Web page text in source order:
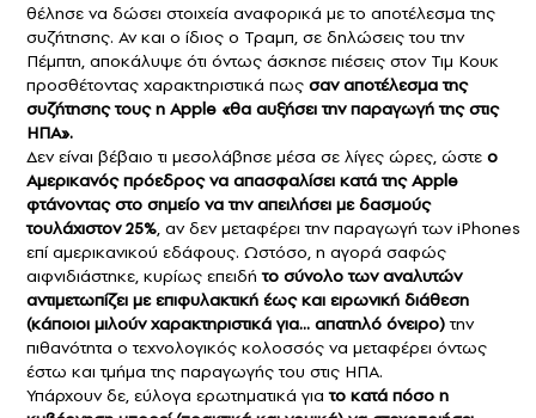
θέλησε να δώσει στοιχεία αναφορικά με το αποτέλεσμα της
συζήτησης. Αν και ο ίδιος ο Τραμπ, σε δηλώσεις του την
Πέμπτη, αποκάλυψε ότι όντως άσκησε πιέσεις στον Τιμ Κουκ
προσθέτοντας χαρακτηριστικά πως σαν αποτέλεσμα της
συζήτησης τους η Apple «θα αυξήσει την παραγωγή της στις
ΗΠΑ».
Δεν είναι βέβαιο τι μεσολάβησε μέσα σε λίγες ώρες, ώστε ο
Αμερικανός πρόεδρος να απασφαλίσει κατά της Apple
φτάνοντας στο σημείο να την απειλήσει με δασμούς
τουλάχιστον 25%, αν δεν μεταφέρει την παραγωγή των iPhones
επί αμερικανικού εδάφους. Ωστόσο, η αγορά σαφώς
αιφνιδιάστηκε, κυρίως επειδήτο σύνολο των αναλυτών
αντιμετωπίζει με επιφυλακτική έως και ειρωνική διάθεση
(κάποιοι μιλούν χαρακτηριστικά για… απατηλό όνειρο)την
πιθανότητα ο τεχνολογικός κολοσσός να μεταφέρει όντως
έστω και τμήμα της παραγωγής του στις ΗΠΑ.
Υπάρχουν δε, εύλογα ερωτηματικά γιατο κατά πόσο η